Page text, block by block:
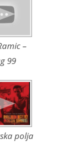
–
99
polja